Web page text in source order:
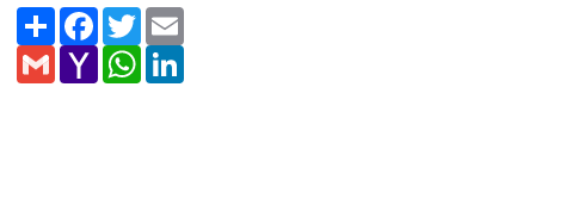
Share Facebook
TwitterEmail
Gmail Yahoo
Mail
WhatsAppLinkedIn